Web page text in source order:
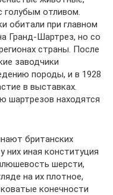
голубым отливом.
обитали при главном
Гранд-Шартрез, но со
страны. После
заводчики
породы, и в 1928
в выставках.
шартрезов находятся
британских
них иная конституция
шерсти,
на их плотное,
конечности